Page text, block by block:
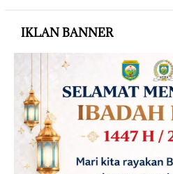
IKLAN BANNER